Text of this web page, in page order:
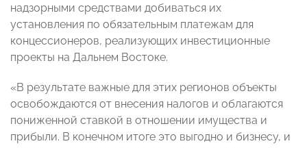
надзорными средствами добиваться их
установления по обязательным платежам для
концессионеров, реализующих инвестиционные
проекты на Дальнем Востоке.
«В результате важные для этих регионов объекты
освобождаются от внесения налогов и облагаются
пониженной ставкой в отношении имущества и
прибыли. В конечном итоге это выгодно и бизнесу, и